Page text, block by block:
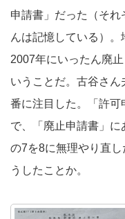
申請書」だった（それ
んは記憶している）
2007年にいったん廃
いうことだ。古谷さ
番に注目した。「許
で、「廃止申請書」
の7を8に無理やり直
うしたことか。